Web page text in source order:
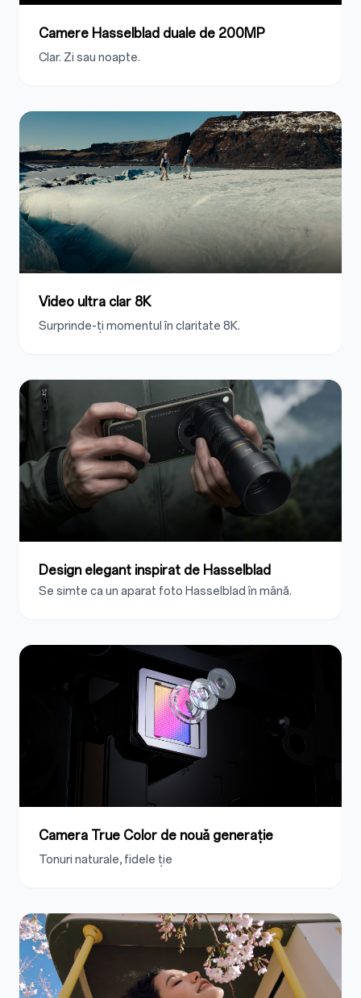
Camere Hasselblad duale de 200MP
Clar. Zi sau noapte.
Video ultra clar 8K
Surprinde-ți momentul în claritate 8K.
Design elegant inspirat de Hasselblad
Se simte ca un aparat foto Hasselblad în mână.
Camera True Color de nouă generație
Tonuri naturale, fidele ție